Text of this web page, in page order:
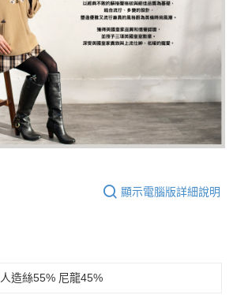
顯示電腦版詳細說明
人造絲55% 尼龍45%